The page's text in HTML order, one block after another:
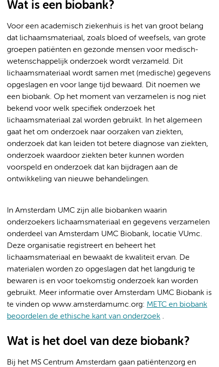
Wat is een biobank?
Voor een academisch ziekenhuis is het van groot belang
dat lichaamsmateriaal, zoals bloed of weefsels, van grote
groepen patiënten en gezonde mensen voor medisch-
wetenschappelijk onderzoek wordt verzameld. Dit
lichaamsmateriaal wordt samen met (medische) gegevens
opgeslagen en voor lange tijd bewaard. Dit noemen we
een biobank. Op het moment van verzamelen is nog niet
bekend voor welk specifiek onderzoek het
lichaamsmateriaal zal worden gebruikt. In het algemeen
gaat het om onderzoek naar oorzaken van ziekten,
onderzoek dat kan leiden tot betere diagnose van ziekten,
onderzoek waardoor ziekten beter kunnen worden
voorspeld en onderzoek dat kan bijdragen aan de
ontwikkeling van nieuwe behandelingen.
In Amsterdam UMC zijn alle biobanken waarin
onderzoekers lichaamsmateriaal en gegevens verzamelen
onderdeel van Amsterdam UMC Biobank, locatie VUmc.
Deze organisatie registreert en beheert het
lichaamsmateriaal en bewaakt de kwaliteit ervan. De
materialen worden zo opgeslagen dat het langdurig te
bewaren is en voor toekomstig onderzoek kan worden
gebruikt. Meer informatie over Amsterdam UMC Biobank is
te vinden op www.amsterdamumc.org: METC en biobank
beoordelen de ethische kant van onderzoek .
Wat is het doel van deze biobank?
Bij het MS Centrum Amsterdam gaan patiëntenzorg en